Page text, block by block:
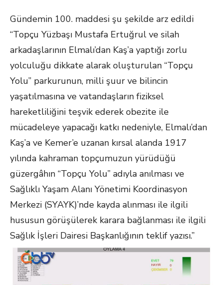
Gündemin 100. maddesi şu şekilde arz edildi
“Topçu Yüzbaşı Mustafa Ertuğrul ve silah
arkadaşlarının Elmalı’dan Kaş’a yaptığı zorlu
yolculuğu dikkate alarak oluşturulan “Topçu
Yolu” parkurunun, milli şuur ve bilincin
yaşatılmasına ve vatandaşların fiziksel
hareketliliğini teşvik ederek obezite ile
mücadeleye yapacağı katkı nedeniyle, Elmalı’dan
Kaş’a ve Kemer’e uzanan kırsal alanda 1917
yılında kahraman topçumuzun yürüdüğü
güzergâhın “Topçu Yolu” adıyla anılması ve
Sağlıklı Yaşam Alanı Yönetimi Koordinasyon
Merkezi (SYAYK)’nde kayda alınması ile ilgili
hususun görüşülerek karara bağlanması ile ilgili
Sağlık İşleri Dairesi Başkanlığının teklif yazısı.”